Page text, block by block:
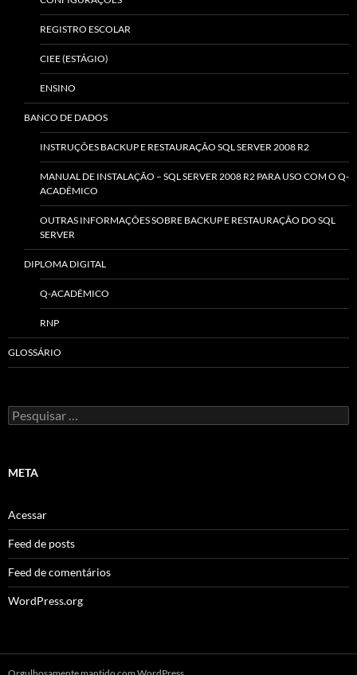
REGISTRO ESCOLAR
CIEE (ESTÁGIO)
ENSINO
BANCO DE DADOS
INSTRUÇÕES BACKUP E RESTAURAÇÃO SQL SERVER 2008 R2
MANUAL DE INSTALAÇÃO – SQL SERVER 2008 R2 PARA USO COM O Q-
ACADÊMICO
OUTRAS INFORMAÇÕES SOBRE BACKUP E RESTAURAÇÃO DO SQL
SERVER
DIPLOMA DIGITAL
Q-ACADÊMICO
RNP
GLOSSÁRIO
Pesquisar
por:
META
Acessar
Feed de posts
Feed de comentários
WordPress.org